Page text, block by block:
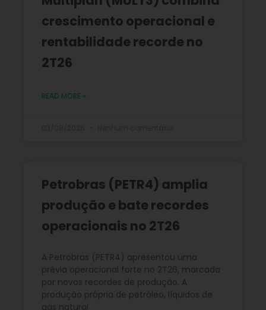
crescimento operacional e
rentabilidade recorde no
2T26
READ MORE »
Petrobras (PETR4) amplia
produção e bate recordes
operacionais no 2T26
A Petrobras (PETR4) apresentou uma
prévia operacional forte no 2T26, marcada
por novos recordes de produção. A
produção própria de petróleo, líquidos de
gás natural